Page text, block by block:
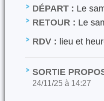
DÉPART : Le
RETOUR : Le
RDV : lieu et
SORTIE
24/11/25 à 14:27